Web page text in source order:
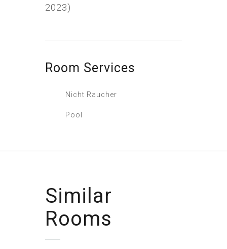
2023)
Room Services
Nicht Raucher
Pool
Similar
Rooms